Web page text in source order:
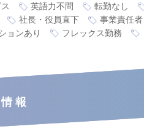
英語力不問 転勤なし
社長・役員直下 事業責任者
ョンあり フレックス勤務
報